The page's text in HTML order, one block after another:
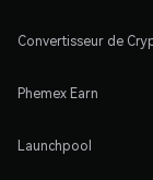
Convertisseur de
Phemex Earn
Launchpool